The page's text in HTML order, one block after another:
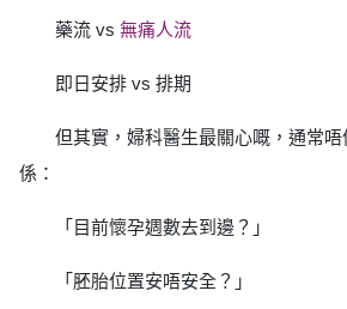
藥流 vs 無痛人流
即日安排 vs 排期
但其實，婦科醫生最關心嘅，通常
係：
「目前懷孕週數去到邊？」
「胚胎位置安唔安全？」